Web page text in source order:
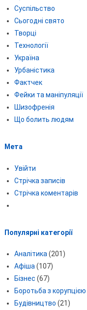
Суспільство
Сьогодні свято
Творці
Технології
Україна
Урбаністика
Фактчек
Фейки та маніпуляції
Шизофренія
Що болить людям
Мета
Увійти
Стрічка записів
Стрічка коментарів
Популярні категорії
Аналітика (201)
Афіша (107)
Бізнес (67)
Боротьба з корупцією
Будівництво (21)